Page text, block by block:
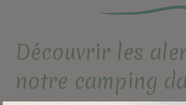
Découvrir les
notre camping